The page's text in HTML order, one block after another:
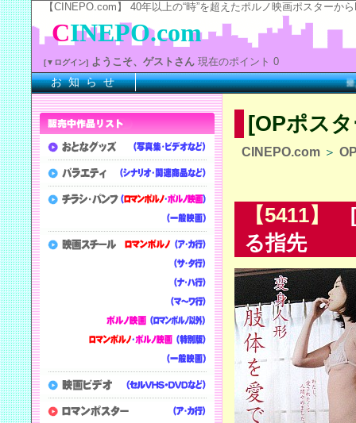
【CINEPO.com】 40年以上の“時”を超えたポルノ映画ポスター
[OPポス
CINEPO.com ＞
【5411】
る指先
※上記
CINEPO.com
[▼ログイン] ようこそ、ゲストさん 現在のポイント 0
お 知 ら せ